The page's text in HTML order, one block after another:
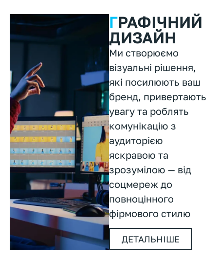
ГРАФІЧНИЙ
ДИЗАЙН
Ми створюємо
візуальні рішення,
які посилюють ваш
бренд, привертають
увагу та роблять
комунікацію з
аудиторією
яскравою та
зрозумілою — від
соцмереж до
повноцінного
фірмового стилю
ДЕТАЛЬНІШЕ